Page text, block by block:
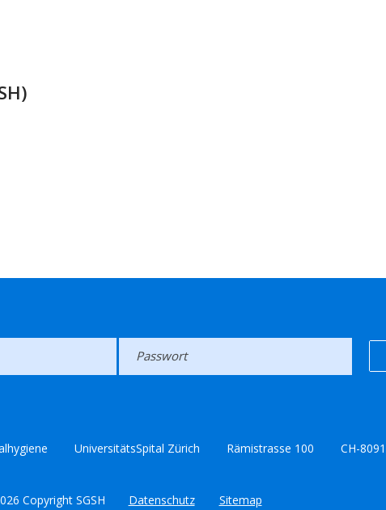
UniversitätsSpital Zürich Rämistrasse 100 CH-
Copyright SGSH Datenschutz Sitemap